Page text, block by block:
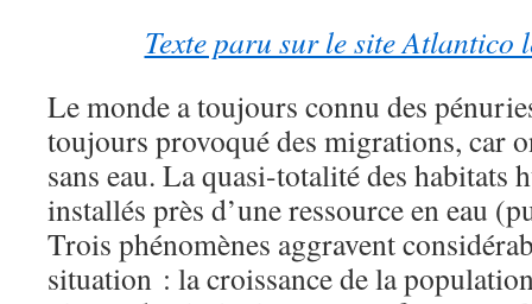
Texte paru sur le site Atlantico
Le monde a toujours connu des
toujours provoqué des migrations, car
sans eau. La quasi-totalité des habitats
installés près d’une ressource en eau
Trois phénomènes aggravent
situation : la croissance de la